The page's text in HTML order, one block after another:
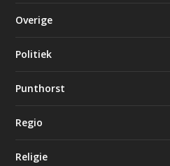
Overige
Politiek
Punthorst
Regio
Religie